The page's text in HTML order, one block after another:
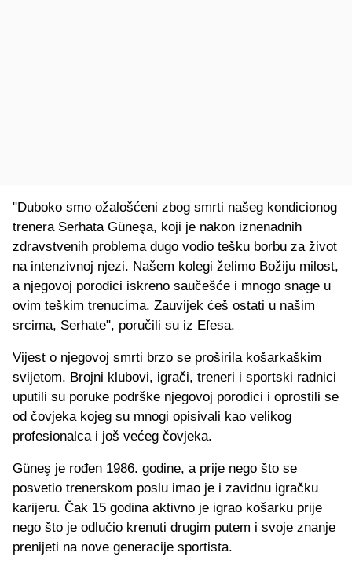
"Duboko smo ožalošćeni zbog smrti našeg kondicionog
trenera Serhata Güneşa, koji je nakon iznenadnih
zdravstvenih problema dugo vodio tešku borbu za život
na intenzivnoj njezi. Našem kolegi želimo Božiju milost,
a njegovoj porodici iskreno saučešće i mnogo snage u
ovim teškim trenucima. Zauvijek ćeš ostati u našim
srcima, Serhate", poručili su iz Efesa.
Vijest o njegovoj smrti brzo se proširila košarkaškim
svijetom. Brojni klubovi, igrači, treneri i sportski radnici
uputili su poruke podrške njegovoj porodici i oprostili se
od čovjeka kojeg su mnogi opisivali kao velikog
profesionalca i još većeg čovjeka.
Güneş je rođen 1986. godine, a prije nego što se
posvetio trenerskom poslu imao je i zavidnu igračku
karijeru. Čak 15 godina aktivno je igrao košarku prije
nego što je odlučio krenuti drugim putem i svoje znanje
prenijeti na nove generacije sportista.